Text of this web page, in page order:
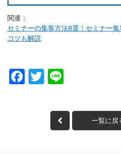
関連：
セミナーの集客方法8選！セミナー
コツも解説
Facebook
Twitter
一覧に戻